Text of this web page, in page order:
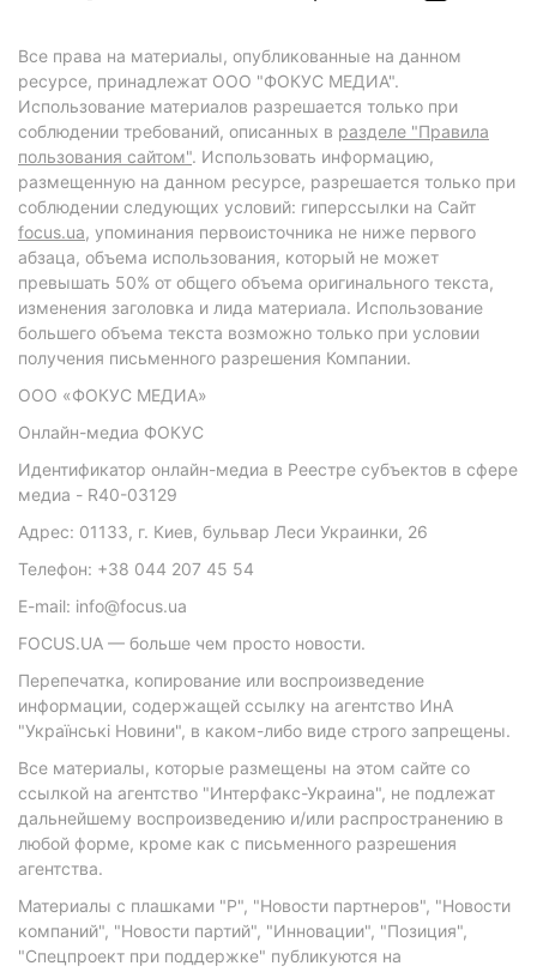
Все права на материалы, опубликованные на данном
ресурсе, принадлежат ООО "ФОКУС МЕДИА".
Использование материалов разрешается только при
соблюдении требований, описанных в разделе "Правила
пользования сайтом". Использовать информацию,
размещенную на данном ресурсе, разрешается только при
соблюдении следующих условий: гиперссылки на Сайт
focus.ua, упоминания первоисточника не ниже первого
абзаца, объема использования, который не может
превышать 50% от общего объема оригинального текста,
изменения заголовка и лида материала. Использование
большего объема текста возможно только при условии
получения письменного разрешения Компании.
ООО «ФОКУС МЕДИА»
Онлайн-медиа ФОКУС
Идентификатор онлайн-медиа в Реестре субъектов в сфере
медиа - R40-03129
Адрес: 01133, г. Киев, бульвар Леси Украинки, 26
Телефон: +38 044 207 45 54
E-mail: info@focus.ua
FOCUS.UA — больше чем просто новости.
Перепечатка, копирование или воспроизведение
информации, содержащей ссылку на агентство ИнА
"Українські Новини", в каком-либо виде строго запрещены.
Все материалы, которые размещены на этом сайте со
ссылкой на агентство "Интерфакс-Украина", не подлежат
дальнейшему воспроизведению и/или распространению в
любой форме, кроме как с письменного разрешения
агентства.
Материалы с плашками "Р", "Новости партнеров", "Новости
компаний", "Новости партий", "Инновации", "Позиция",
"Спецпроект при поддержке" публикуются на